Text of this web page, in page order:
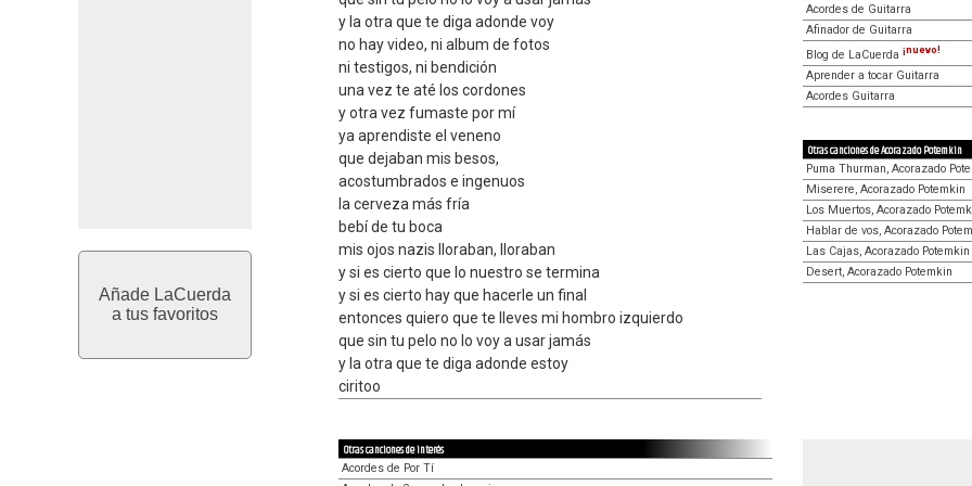
Añade LaCuerda
a tus favoritos
y la otra que te diga adonde voy
no hay video, ni album de fotos
ni testigos, ni bendición
una vez te até los cordones
y otra vez fumaste por mí
ya aprendiste el veneno
que dejaban mis besos,
acostumbrados e ingenuos
la cerveza más fría
bebí de tu boca
mis ojos nazis lloraban, lloraban
y si es cierto que lo nuestro se termina
y si es cierto hay que hacerle un final
entonces quiero que te lleves mi hombro izquierdo
que sin tu pelo no lo voy a usar jamás
y la otra que te diga adonde estoy
ciritoo
Acordes de Guitarra
Afinador de Guitarra
Blog de LaCuerda ¡nuevo!
Aprender a tocar Guitarra
Acordes Guitarra
Otras canciones de Acorazado Potemkin
Puma Thurman, Acorazado
Miserere, Acorazado Potemkin
Los Muertos, Acorazado
Hablar de vos, Acorazado
Las Cajas, Acorazado Potemkin
Desert, Acorazado Potemkin
Otras canciones de interés
Acordes de Por Tí